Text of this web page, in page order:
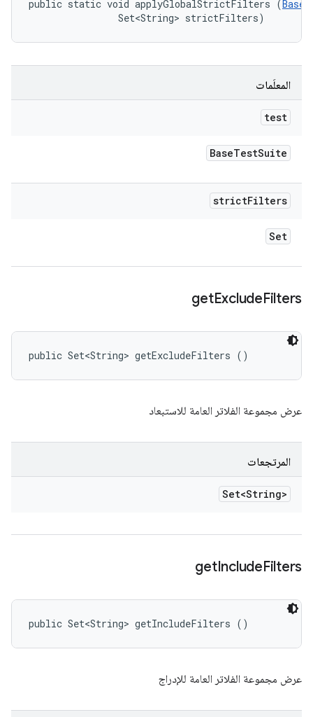
public static void applyGlobalStrictFilters (
                Set<String> strictFilters)
المعلَمات
test
BaseTestSuite
strictFilters
Set
getExcludeFilters
public Set<String> getExcludeFilters ()
عرض مجموعة الفلاتر العامة للاستبعاد
المرتجعات
Set<String>
getIncludeFilters
public Set<String> getIncludeFilters ()
عرض مجموعة الفلاتر العامة للإدراج